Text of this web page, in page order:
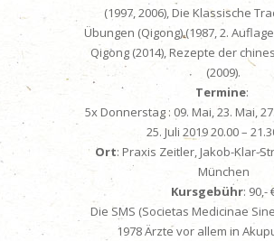
(1997, 2006), Die Klassische
Übungen (Qigong) (1987, 2.
Qigong (2014), Rezepte der
(2009).
Termine:
5x Donnerstag : 09. Mai, 23. Mai,
25. Juli 2019 20.00 –
Ort: Praxis Zeitler, Jakob-Klar-
München
Kursgebühr: 90,-
Die SMS (Societas Medicinae
1978 Ärzte vor allem in